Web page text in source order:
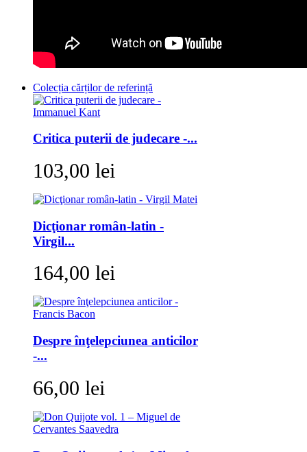
Colecția cărților de referință
Critica puterii de judecare -...
103,00 lei
Dicţionar român-latin -
Virgil...
164,00 lei
Despre înţelepciunea anticilor
-...
66,00 lei